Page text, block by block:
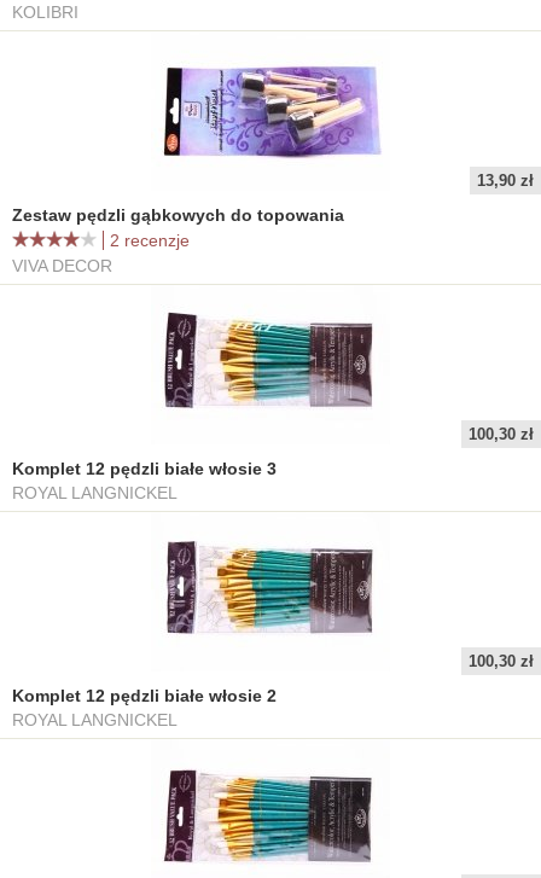
KOLIBRI
13,90 zł
Zestaw pędzli gąbkowych do topowania
2 recenzje
VIVA DECOR
100,30 zł
Komplet 12 pędzli białe włosie 3
ROYAL LANGNICKEL
100,30 zł
Komplet 12 pędzli białe włosie 2
ROYAL LANGNICKEL